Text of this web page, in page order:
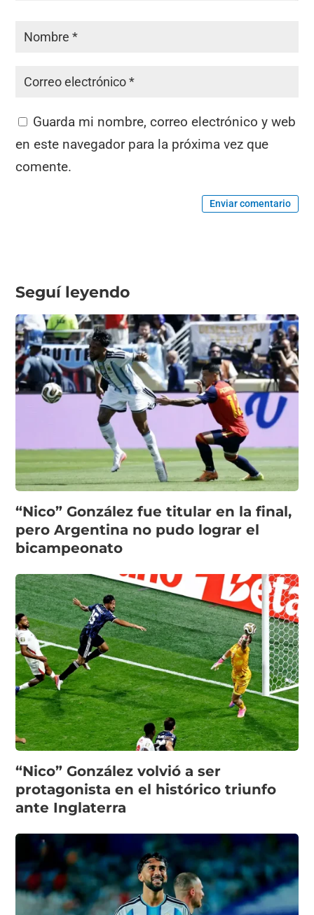
Guarda mi nombre, correo electrónico y web
en este navegador para la próxima vez que
comente.
Enviar comentario
Seguí leyendo
“Nico” González fue titular en la final,
pero Argentina no pudo lograr el
bicampeonato
“Nico” González volvió a ser
protagonista en el histórico triunfo
ante Inglaterra